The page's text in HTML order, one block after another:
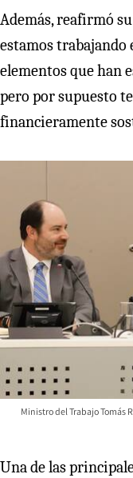
Además, reafirmó
estamos trabajando
elementos que han
pero por supuesto
financieramente
Ministro del Trabajo Tomás
Una de las